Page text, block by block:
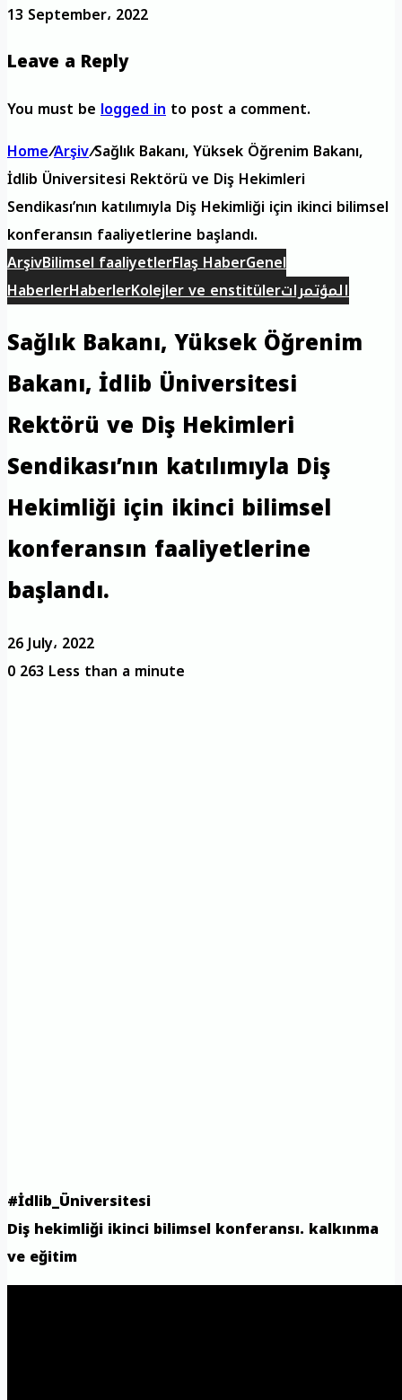
13 September، 2022
Leave a Reply
You must belogged into post a comment.
Home/Arşiv/Sağlık Bakanı, Yüksek Öğrenim Bakanı,
İdlib Üniversitesi Rektörü ve Diş Hekimleri
Sendikası’nın katılımıyla Diş Hekimliği için ikinci bilimsel
konferansın faaliyetlerine başlandı.
ArşivBilimsel faaliyetlerFlaş HaberGenel
HaberlerHaberlerKolejler ve enstitülerالمؤتمرات
Sağlık Bakanı, Yüksek Öğrenim
Bakanı, İdlib Üniversitesi
Rektörü ve Diş Hekimleri
Sendikası’nın katılımıyla Diş
Hekimliği için ikinci bilimsel
konferansın faaliyetlerine
başlandı.
26 July، 2022
0263 Less than a minute
#İdlib_Üniversitesi
Diş hekimliği ikinci bilimsel konferansı. kalkınma
ve eğitim